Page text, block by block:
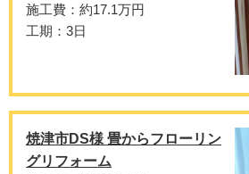
施工費：約17.1万円
工期：3日
焼津市DS様 畳からフローリン
グリフォーム